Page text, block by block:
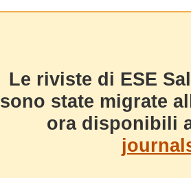
Le riviste di ESE
sono state migrate
ora disponibili